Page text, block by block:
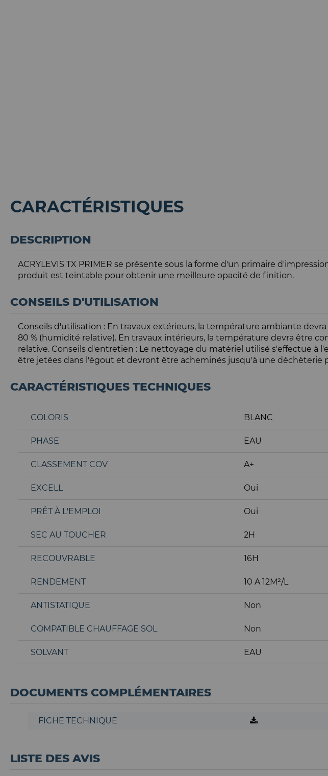
CARACTÉRISTIQUES
DESCRIPTION
ACRYLEVIS TX PRIMER se présente sous la forme d'un primaire
produit est teintable pour obtenir une meilleure opacité de finition.
CONSEILS D'UTILISATION
Conseils d'utilisation : En travaux extérieurs, la température ambiante
80 % (humidité relative). En travaux intérieurs, la température devra être
relative. Conseils d'entretien : Le nettoyage du matériel utilisé s'effectue à
être jetées dans l'égout et devront être acheminés jusqu'à une déchèterie
CARACTÉRISTIQUES TECHNIQUES
COLORIS BLANC
PHASE EAU
CLASSEMENT COV A+
EXCELL Oui
PRÊT À L'EMPLOI Oui
SEC AU TOUCHER 2H
RECOUVRABLE 16H
RENDEMENT 10 A 12M²/L
ANTISTATIQUE Non
COMPATIBLE CHAUFFAGE SOL Non
SOLVANT EAU
DOCUMENTS COMPLÉMENTAIRES
FICHE TECHNIQUE
LISTE DES AVIS